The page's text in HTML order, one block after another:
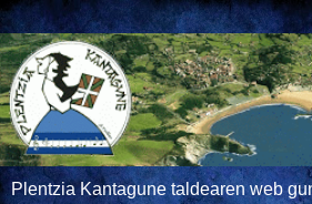
Plentzia Kantagune taldearen web